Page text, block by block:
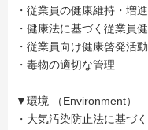
・従業員の健康維持・増
・健康法に基づく従業員
・従業員向け健康啓発活
・毒物の適切な管理
▼環境 （Environment）
・大気汚染防止法に基づ